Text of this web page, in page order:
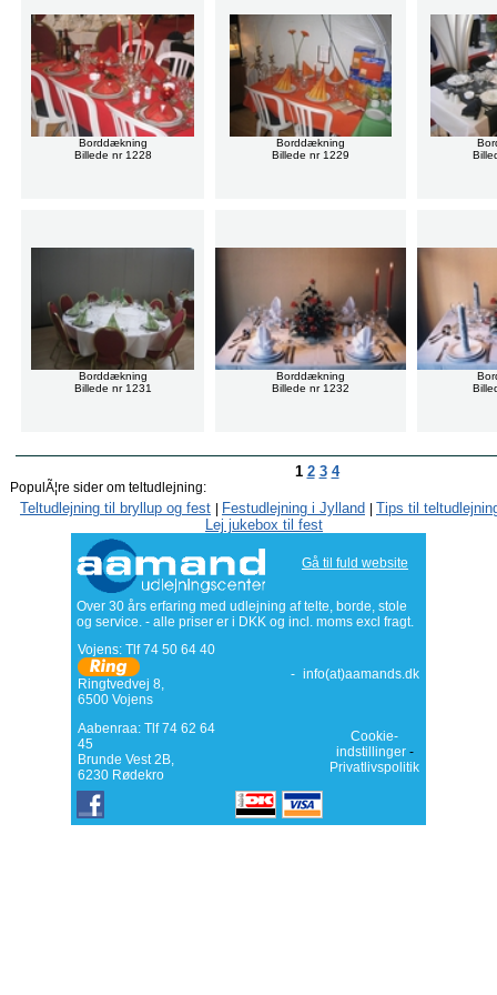
Borddækning
Billede nr 1228
Borddækning
Billede nr 1229
Borddækning
Billede nr 1231
Borddækning
Billede nr 1232
1 2 3 4
PopulÃ¦re sider om teltudlejning:
Teltudlejning til bryllup og fest Festudlejning i Jylland
Tips til
Lej jukebox til fest
Gå til fuld website
Over 30 års erfaring med udlejning af telte, borde, stole
og service. - alle priser er i DKK og incl. moms excl fragt.
Vojens: Tlf74 50 64 40
Ringtvedvej 8,
6500 Vojens
- info(at)aamands.dk
Aabenraa: Tlf 74 62 64
45
Brunde Vest 2B,
6230 Rødekro
Cookie-
indstillinger-
Privatlivspolitik